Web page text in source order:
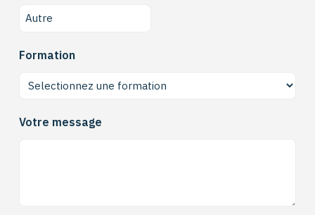
Formation
Votre message